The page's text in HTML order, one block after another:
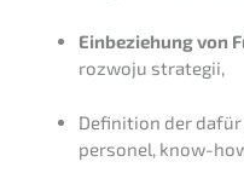
Einbe­zie­hung von
rozwo­ju strategii,
Defini­ti­on der dafür
perso­nel, know-